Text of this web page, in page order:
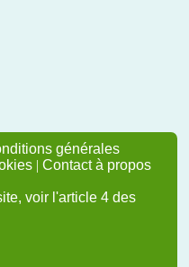
générales
| Contact à propos
voir l'article 4 des